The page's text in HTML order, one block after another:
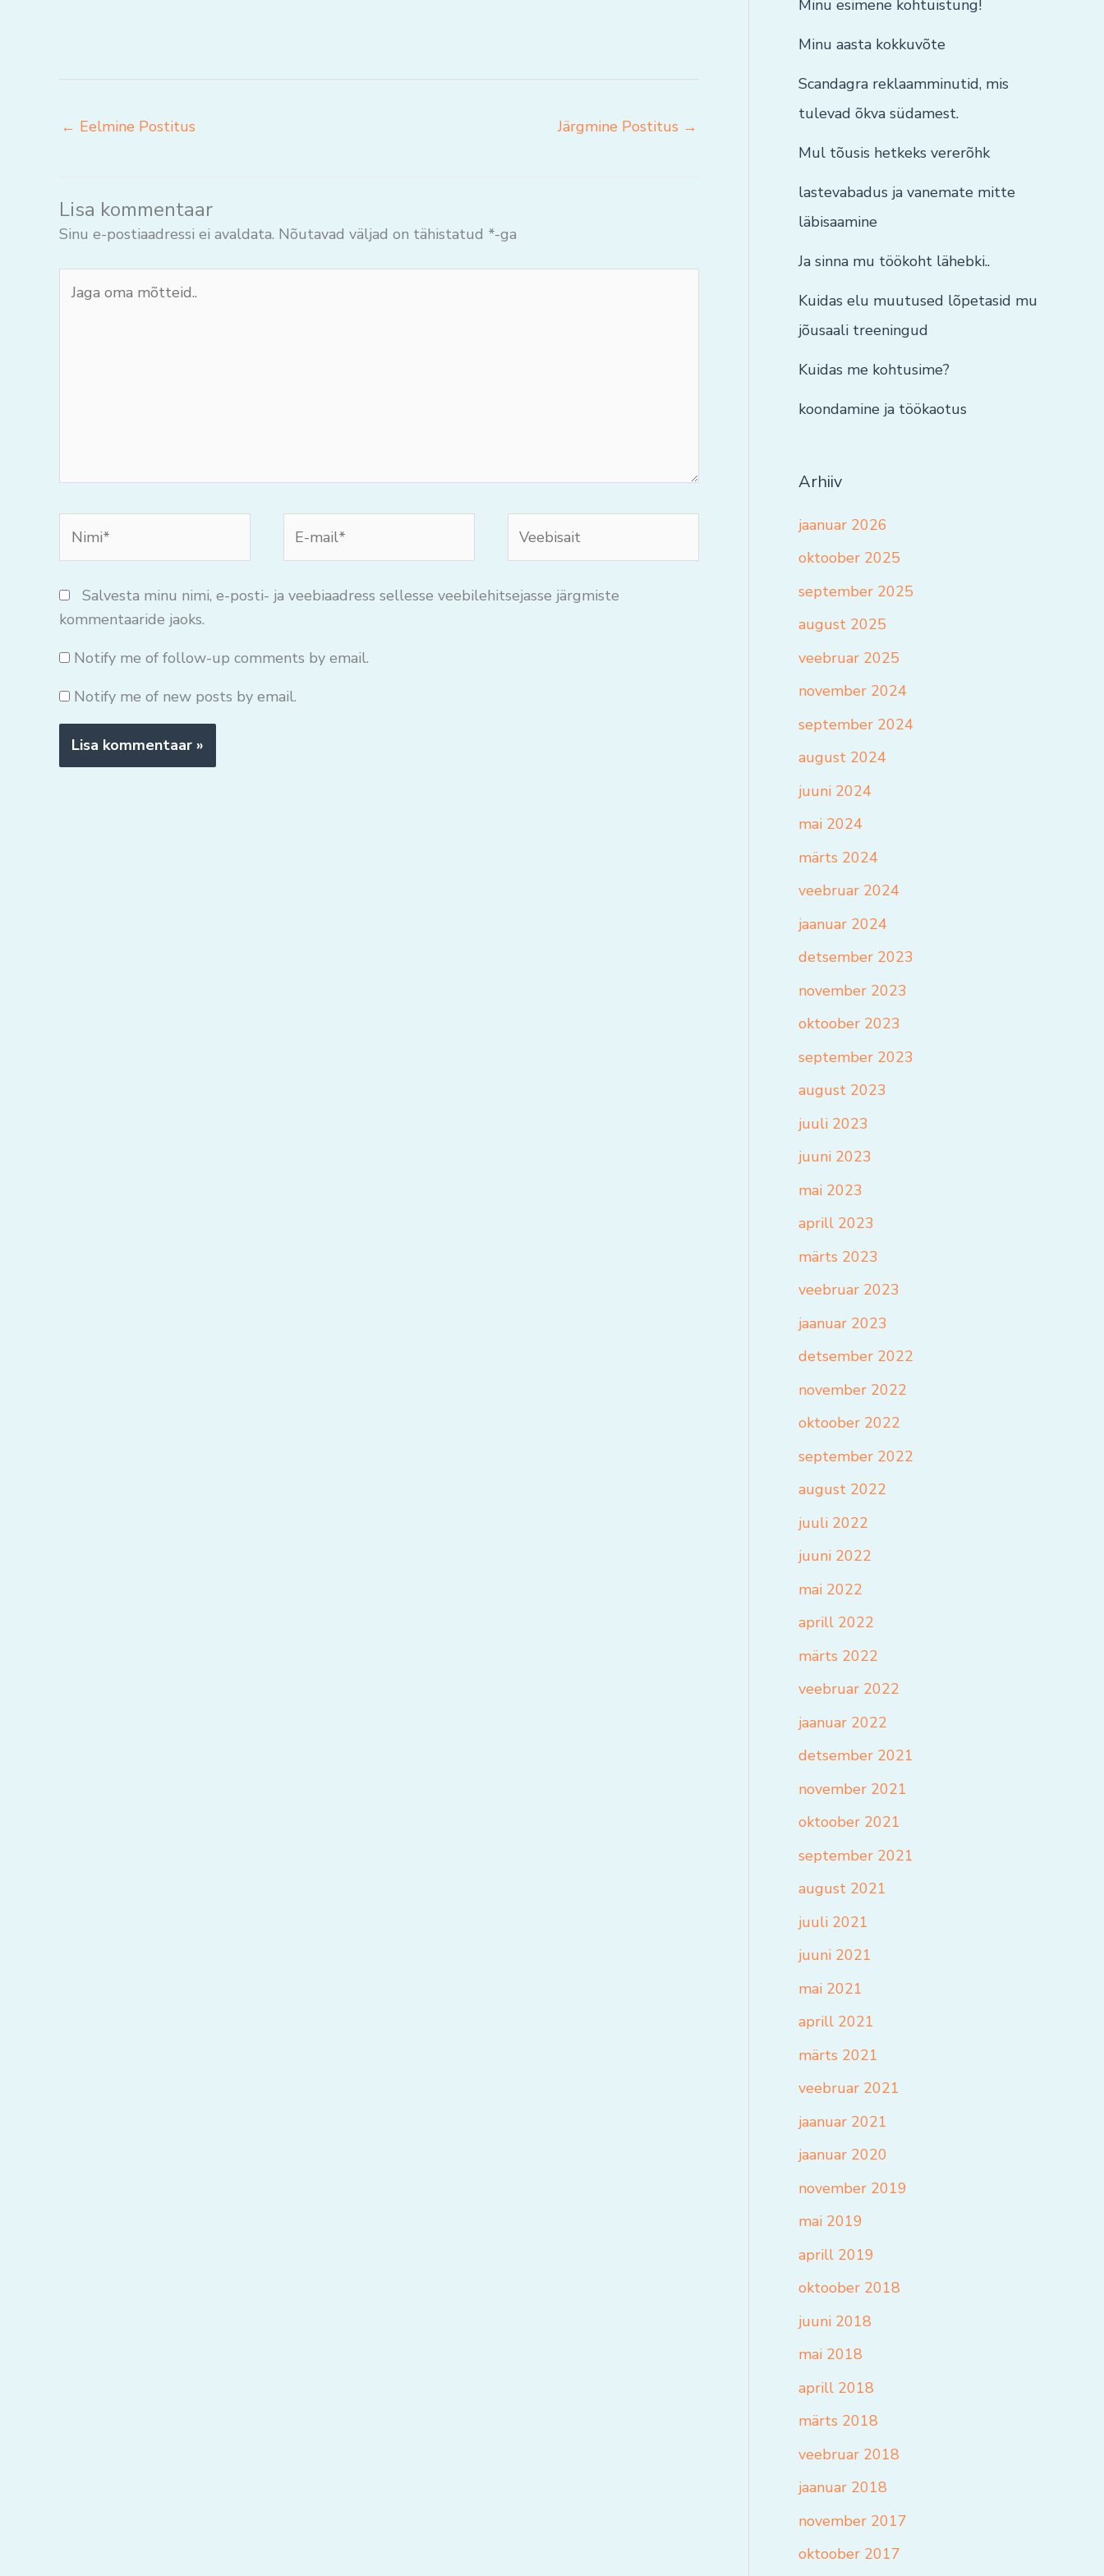
← Eelmine Postitus Järgmine Postitus →
Lisa kommentaar
Sinu e-postiaadressi ei avaldata. Nõutavad väljad on tähistatud *-ga
oma
mail*
Salvesta minu nimi, e-posti- ja veebiaadress sellesse veebilehitsejasse järgmiste
kommentaaride jaoks.
Notify me of follow-up comments by email.
Notify me of new posts by email.
Minu esimene kohtuistung!
Minu aasta kokkuvõte
Scandagra reklaamminutid, mis
tulevad õkva südamest.
Mul tõusis hetkeks vererõhk
lastevabadus ja vanemate mitte
läbisaamine
Ja sinna mu töökoht lähebki..
Kuidas elu muutused lõpetasid mu
jõusaali treeningud
Kuidas me kohtusime?
koondamine ja töökaotus
Arhiiv
jaanuar 2026
oktoober 2025
september 2025
august 2025
veebruar 2025
november 2024
september 2024
august 2024
juuni 2024
mai 2024
märts 2024
veebruar 2024
jaanuar 2024
detsember 2023
november 2023
oktoober 2023
september 2023
august 2023
juuli 2023
juuni 2023
mai 2023
aprill 2023
märts 2023
veebruar 2023
jaanuar 2023
detsember 2022
november 2022
oktoober 2022
september 2022
august 2022
juuli 2022
juuni 2022
mai 2022
aprill 2022
märts 2022
veebruar 2022
jaanuar 2022
detsember 2021
november 2021
oktoober 2021
september 2021
august 2021
juuli 2021
juuni 2021
mai 2021
aprill 2021
märts 2021
veebruar 2021
jaanuar 2021
jaanuar 2020
november 2019
mai 2019
aprill 2019
oktoober 2018
juuni 2018
mai 2018
aprill 2018
märts 2018
veebruar 2018
jaanuar 2018
november 2017
oktoober 2017